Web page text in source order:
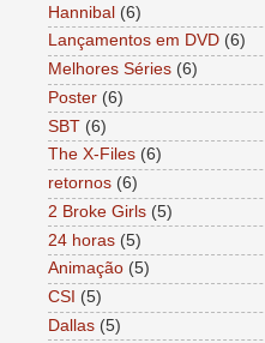
Hannibal (6)
Lançamentos em DVD (6)
Melhores Séries (6)
Poster (6)
SBT (6)
The X-Files (6)
retornos (6)
2 Broke Girls (5)
24 horas (5)
Animação (5)
CSI (5)
Dallas (5)